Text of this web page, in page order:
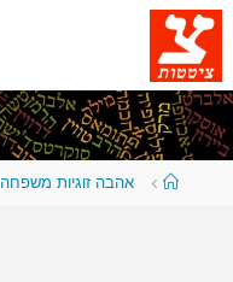
דלגו
לתוכן
עמודאהבה זוגיות משפחה